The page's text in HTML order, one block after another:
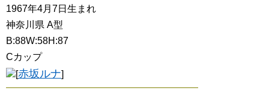
1967年4月7日生まれ
神奈川県 A型
B:88W:58H:87
Cカップ
[赤坂ルナ]